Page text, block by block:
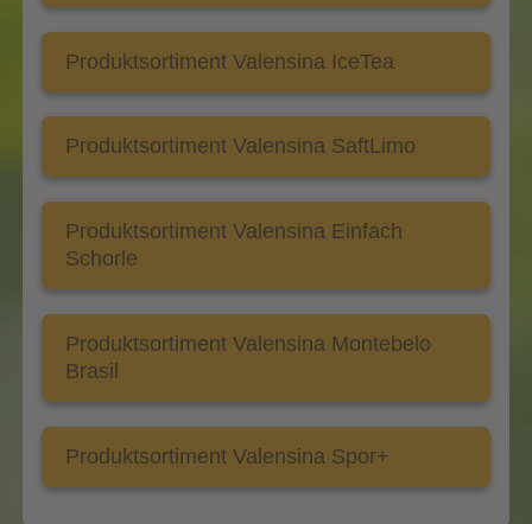
Produktsortiment Valensina IceTea
Produktsortiment Valensina SaftLimo
Produktsortiment Valensina Einfach
Schorle
Produktsortiment Valensina Montebelo
Brasil
Produktsortiment Valensina Spor+